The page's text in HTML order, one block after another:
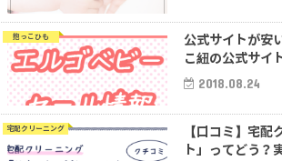
抱っこひも
公式サイトが安
こ紐の公式サイ
2018.08.24
宅配クリーニング
【口コミ】宅
ト」ってどう？